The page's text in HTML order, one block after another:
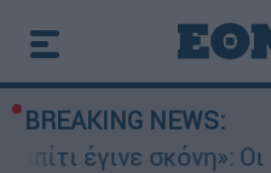
BREAKING NEWS:
έγινε σκόνη»: Οι